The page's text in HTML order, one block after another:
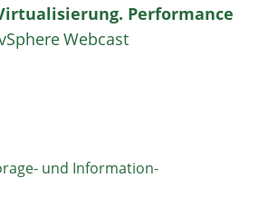
Performance
Webcast
und Information-